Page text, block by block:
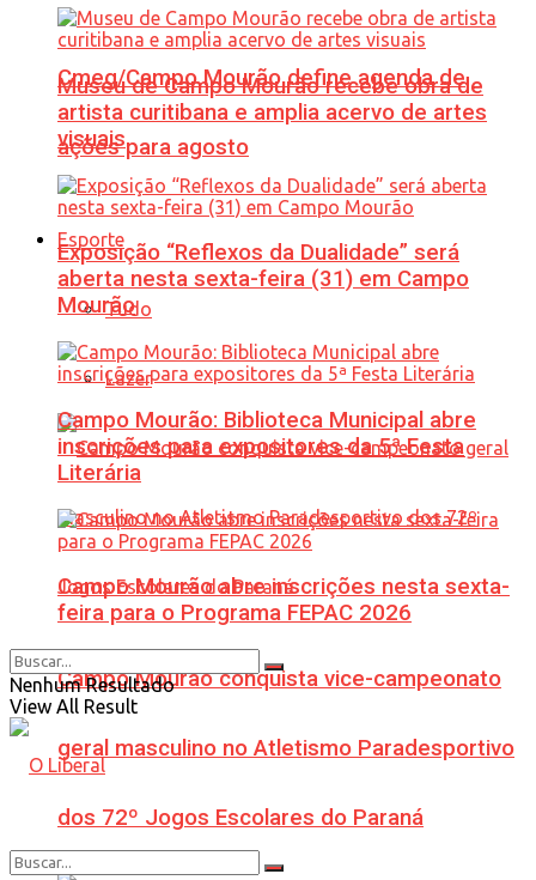
Cmeg/Campo Mourão define agenda de
ações para agosto
Esporte
Tudo
Lazer
Campo Mourão conquista vice-campeonato
geral masculino no Atletismo Paradesportivo
dos 72º Jogos Escolares do Paraná
Museu de Campo Mourão recebe obra de
artista curitibana e amplia acervo de artes
visuais
Exposição “Reflexos da Dualidade” será
aberta nesta sexta-feira (31) em Campo
Mourão
Campo Mourão: Biblioteca Municipal abre
inscrições para expositores da 5ª Festa
Literária
Campo Mourão abre inscrições nesta sexta-
feira para o Programa FEPAC 2026
Nenhum Resultado
View All Result